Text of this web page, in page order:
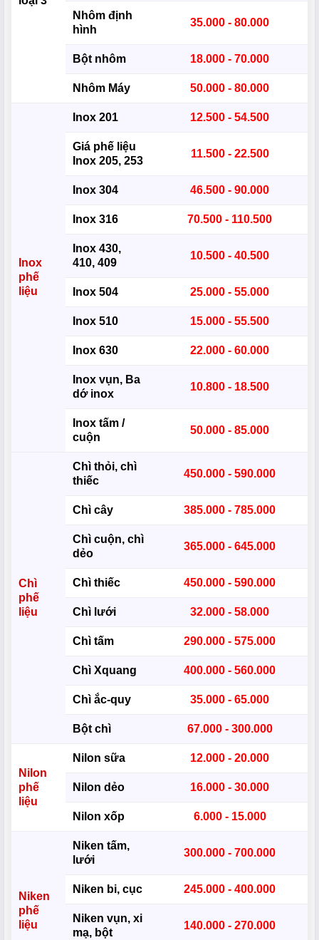
Nhôm định
hình
35.000 - 80.000
Bột nhôm 18.000 - 70.000
Nhôm Máy 50.000 - 80.000
Inox
phế
liệu
Inox 201 12.500 - 54.500
Giá phế liệu
Inox 205, 253
11.500 - 22.500
Inox 304 46.500 - 90.000
Inox 316 70.500 - 110.500
Inox 430,
410, 409
10.500 - 40.500
Inox 504 25.000 - 55.000
Inox 510 15.000 - 55.500
Inox 630 22.000 - 60.000
Inox vụn, Ba
dớ inox
10.800 - 18.500
Inox tấm /
cuộn
50.000 - 85.000
Chì
phế
liệu
Chì thỏi, chì
thiếc
450.000 - 590.000
Chì cây 385.000 - 785.000
Chì cuộn, chì
dẻo
365.000 - 645.000
Chì thiếc 450.000 - 590.000
Chì lưới 32.000 - 58.000
Chì tấm 290.000 - 575.000
Chì Xquang 400.000 - 560.000
Chì ắc-quy 35.000 - 65.000
Bột chì 67.000 - 300.000
Nilon
phế
liệu
Nilon sữa 12.000 - 20.000
Nilon dẻo 16.000 - 30.000
Nilon xốp 6.000 - 15.000
Niken
phế
liệu
Niken tấm,
lưới
300.000 - 700.000
Niken bi, cục 245.000 - 400.000
Niken vụn, xi
mạ, bột
140.000 - 270.000